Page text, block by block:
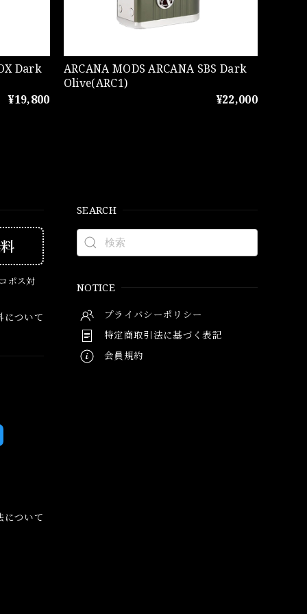
¥19,800
ARCANA MODS ARCANA SBS Dark
Olive(ARC1)
¥22,000
ポス対
ついて
ついて
SEARCH
NOTICE
プライバシーポリシー
特定商取引法に基づく表記
会員規約